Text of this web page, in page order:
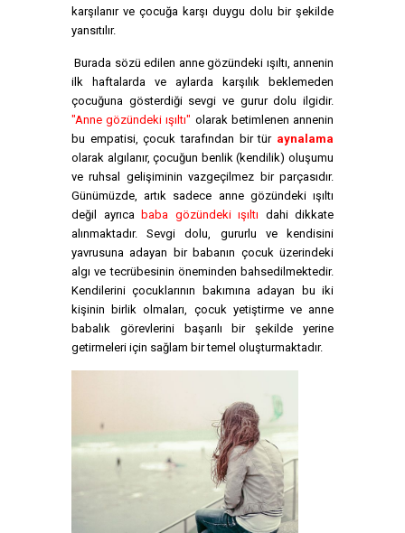
karşılanır ve çocuğa karşı duygu dolu bir şekilde
yansıtılır.
Burada sözü edilen anne gözündeki ışıltı, annenin
ilk haftalarda ve aylarda karşılık beklemeden
çocuğuna gösterdiği sevgi ve gurur dolu ilgidir.
"Anne gözündeki ışıltı" olarak betimlenen annenin
bu empatisi, çocuk tarafından bir tür aynalama
olarak algılanır, çocuğun benlik (kendilik) oluşumu
ve ruhsal gelişiminin vazgeçilmez bir parçasıdır.
Günümüzde, artık sadece anne gözündeki ışıltı
değil ayrıca
baba gözündeki ışıltı dahi dikkate
alınmaktadır. Sevgi dolu, gururlu ve kendisini
yavrusuna adayan bir babanın çocuk üzerindeki
algı ve tecrübesinin öneminden bahsedilmektedir.
Kendilerini çocuklarının bakımına adayan bu iki
kişinin birlik olmaları, çocuk yetiştirme ve anne
babalık görevlerini başarılı bir şekilde yerine
getirmeleri için sağlam bir temel oluşturmaktadır.